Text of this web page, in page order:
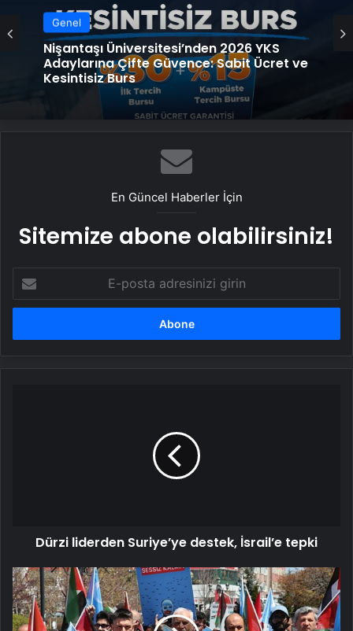
Genel
Nişantaşı Üniversitesi’nden 2026 YKS
Adaylarına Çifte Güvence: Sabit Ücret ve
Kesintisiz Burs
En Güncel Haberler İçin
Sitemize abone olabilirsiniz!
posta
adresinizi
Dürzi liderden Suriye’ye destek, İsrail’e tepki
Erzurum’da
sağlıkçılar
77
haftadır